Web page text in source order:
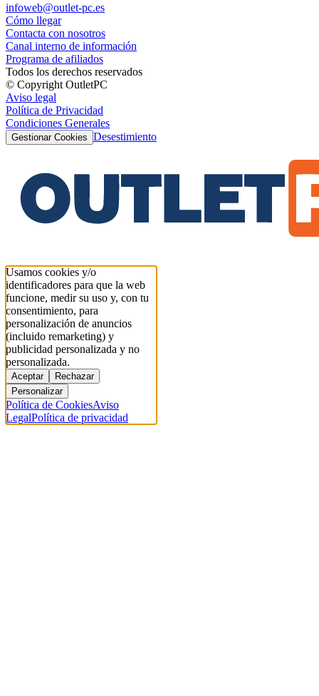
infoweb@outlet-pc.es
Cómo llegar
Contacta con nosotros
Canal interno de información
Programa de afiliados
Todos los derechos reservados
© Copyright OutletPC
Aviso legal
Política de Privacidad
Condiciones Generales
Gestionar Cookies Desestimiento
Usamos cookies y/o
identificadores para que la web
funcione, medir su uso y, con tu
consentimiento, para
personalización de anuncios
(incluido remarketing) y
publicidad personalizada y no
personalizada.
Aceptar
Rechazar
Personalizar
Política de CookiesAviso
LegalPolítica de privacidad